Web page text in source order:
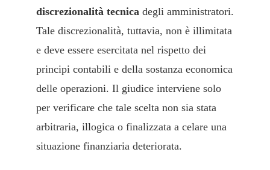
discrezionalità tecnica degli amministratori.
Tale discrezionalità, tuttavia, non è illimitata
e deve essere esercitata nel rispetto dei
principi contabili e della sostanza economica
delle operazioni. Il giudice interviene solo
per verificare che tale scelta non sia stata
arbitraria, illogica o finalizzata a celare una
situazione finanziaria deteriorata.